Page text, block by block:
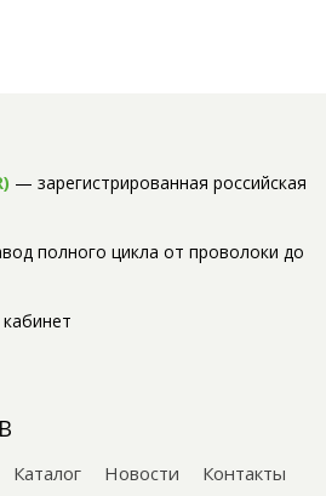
— зарегистрированная российская
полного цикла от проволоки до
Каталог Новости
Контакты